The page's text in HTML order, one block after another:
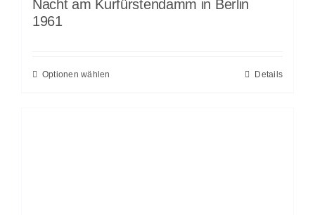
Nacht am Kurfürstendamm in Berlin
1961
Optionen wählen Details